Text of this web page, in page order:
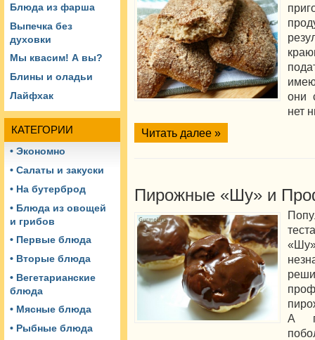
Блюда из фарша
Выпечка без
духовки
Мы квасим! А вы?
Блины и оладьи
Лайфхак
КАТЕГОРИИ
• Экономно
• Салаты и закуски
• На бутерброд
• Блюда из овощей
и грибов
• Первые блюда
• Вторые блюда
• Вегетарианские
блюда
• Мясные блюда
• Рыбные блюда
они
нет
Читать далее »
Пирожные «Шу» и
А